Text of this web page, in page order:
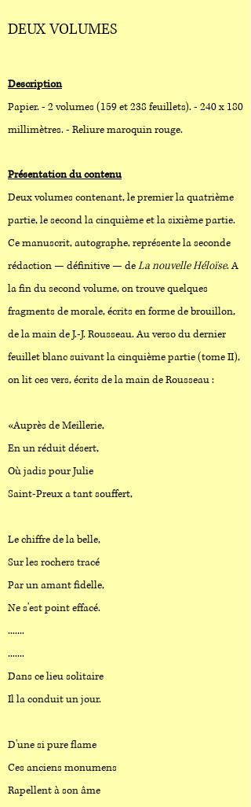
DEUX VOLUMES
Description
Papier. - 2 volumes (159 et 238 feuillets). - 240 x 180
millimètres. - Reliure maroquin rouge.
Présentation du contenu
Deux volumes contenant, le premier la quatrième
partie, le second la cinquième et la sixième partie.
Ce manuscrit, autographe, représente la seconde
rédaction — définitive — deLa nouvelle Héloïse. A
la fin du second volume, on trouve quelques
fragments de morale, écrits en forme de brouillon,
de la main de J.-J. Rousseau. Au verso du dernier
feuillet blanc suivant la cinquième partie (tome II),
on lit ces vers, écrits de la main de Rousseau :
«Auprès de Meillerie,
En un réduit désert,
Où jadis pour Julie
Saint-Preux a tant souffert,
Le chiffre de la belle,
Sur les rochers tracé
Par un amant fidelle,
Ne s'est point effacé.
.......
.......
Dans ce lieu solitaire
Il la conduit un jour.
D'une si pure flame
Ces anciens monumens
Rapellent à son âme